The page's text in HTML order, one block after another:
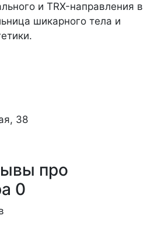
и TRX-направления в
шикарного тела и
38
про
0